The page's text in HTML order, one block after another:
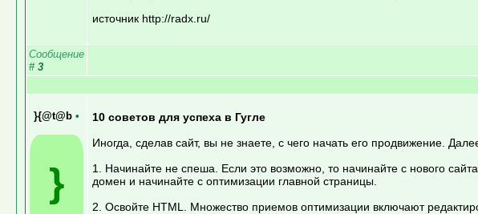
источник http://radx.ru/
Сообщение
# 3
}{@t@b •
}
10 советов для успеха в Гугле
Иногда, сделав сайт, вы не знаете, с чего начать его продвижение.
1. Начинайте не спеша. Если это возможно, то начинайте с нового
домен и начинайте с оптимизации главной страницы.
2. Освойте HTML. Множество приемов оптимизации включают